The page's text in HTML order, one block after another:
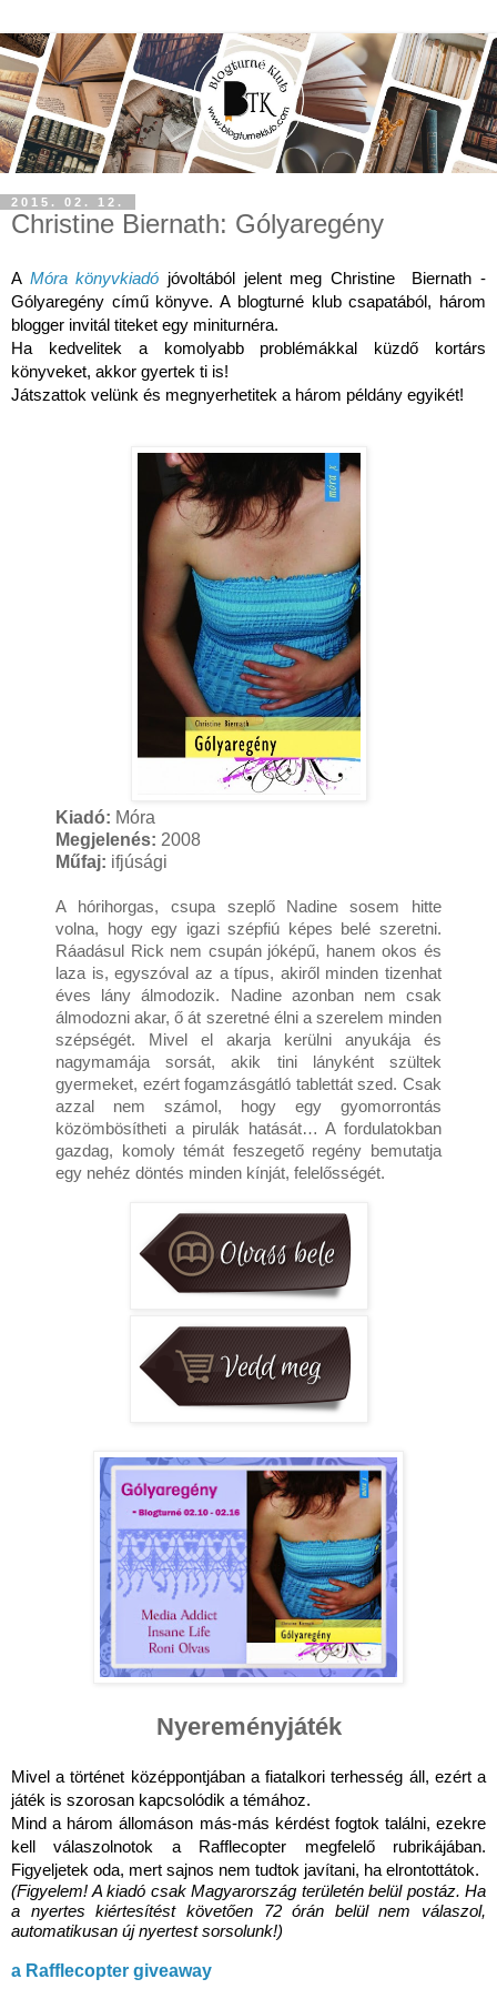
2015. 02. 12.
Christine Biernath: Gólyaregény
A Móra könyvkiadó jóvoltából jelent meg Christine  Biernath -
Gólyaregény című könyve. A blogturné klub csapatából, három
blogger invitál titeket egy miniturnéra.
Ha kedvelitek a komolyabb problémákkal küzdő kortárs
könyveket, akkor gyertek ti is!
Játszattok velünk és megnyerhetitek a három példány egyikét!
Kiadó: Móra
Megjelenés: 2008
Műfaj: ifjúsági
A hórihorgas, csupa szeplő Nadine sosem hitte
volna, hogy egy igazi szépfiú képes belé szeretni.
Ráadásul Rick nem csupán jóképű, hanem okos és
laza is, egyszóval az a típus, akiről minden tizenhat
éves lány álmodozik. Nadine azonban nem csak
álmodozni akar, ő át szeretné élni a szerelem minden
szépségét. Mivel el akarja kerülni anyukája és
nagymamája sorsát, akik tini lányként szültek
gyermeket, ezért fogamzásgátló tablettát szed. Csak
azzal nem számol, hogy egy gyomorrontás
közömbösítheti a pirulák hatását… A fordulatokban
gazdag, komoly témát feszegető regény bemutatja
egy nehéz döntés minden kínját, felelősségét.
Nyereményjáték
Mivel a történet középpontjában a fiatalkori terhesség áll, ezért a
játék is szorosan kapcsolódik a témához.
Mind a három állomáson más-más kérdést fogtok találni, ezekre
kell válaszolnotok a Rafflecopter megfelelő rubrikájában.
Figyeljetek oda, mert sajnos nem tudtok javítani, ha elrontottátok.
(Figyelem! A kiadó csak Magyarország területén belül postáz. Ha
a nyertes kiértesítést követően 72 órán belül nem válaszol,
automatikusan új nyertest sorsolunk!)
a Rafflecopter giveaway